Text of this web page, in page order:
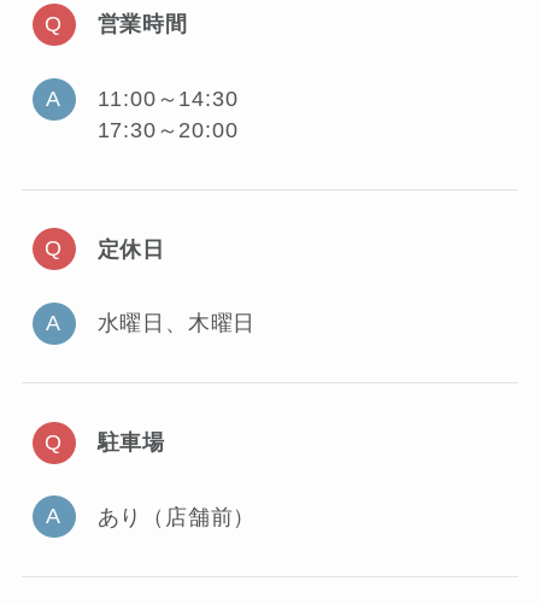
営業時間
11:00～14:30
17:30～20:00
定休日
水曜日、木曜日
駐車場
あり（店舗前）